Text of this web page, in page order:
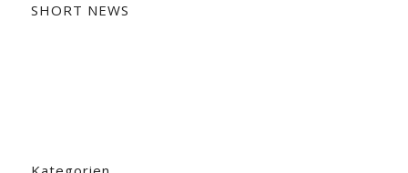
SHORT NEWS